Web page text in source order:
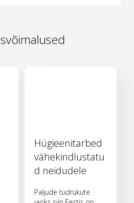
Hügieenitarbed
vähekindlustatu
d neidudele
Paljude tüdrukute